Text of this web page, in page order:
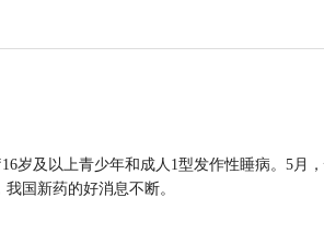
岁及以上青少年和成人1型发作性睡病。5月
国新药的好消息不断。